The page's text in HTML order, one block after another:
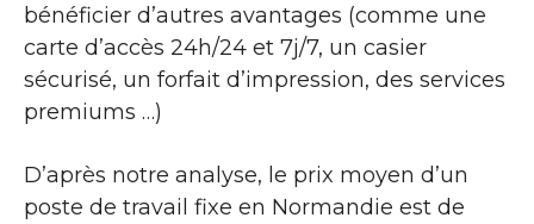
bénéficier d’autres avantages (comme une
carte d’accès 24h/24 et 7j/7, un casier
sécurisé, un forfait d’impression, des services
premiums …)
D’après notre analyse, le prix moyen d’un
poste de travail fixe en Normandie est de